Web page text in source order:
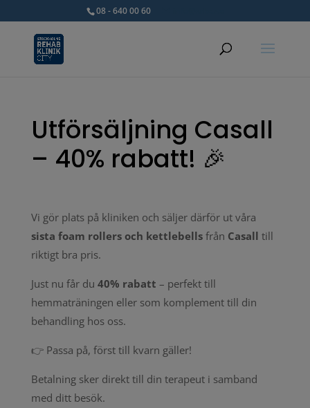
08 - 640 00 60
Utförsäljning Casall
– 40% rabatt! 🎉
Vi gör plats på kliniken och säljer därför ut våra
sista foam rollers och kettlebellsfrån Casall till
riktigt bra pris.
Just nu får du 40% rabatt – perfekt till
hemmaträningen eller som komplement till din
behandling hos oss.
👉 Passa på, först till kvarn gäller!
Betalning sker direkt till din terapeut i samband
med ditt besök.